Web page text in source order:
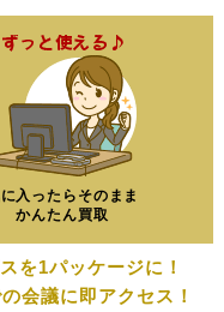
入ったらそのまま
かんたん買取
を1パッケージに！
会議に即アクセス！